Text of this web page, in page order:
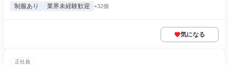
制服あり 業界未経験歓迎 +32個
気になる
正社員